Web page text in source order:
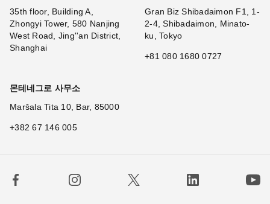
35th floor, Building A,
Zhongyi Tower, 580 Nanjing
West Road, Jing''an District,
Shanghai
Gran Biz Shibadaimon F1, 1-
2-4, Shibadaimon, Minato-
ku, Tokyo
+81 080 1680 0727
몬테네그로 사무소
Maršala Tita 10, Bar, 85000
+382 67 146 005